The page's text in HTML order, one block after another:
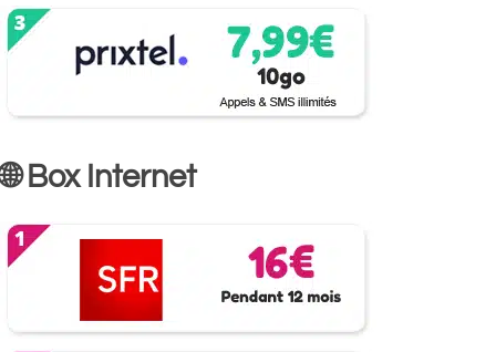
🌐 Box Internet